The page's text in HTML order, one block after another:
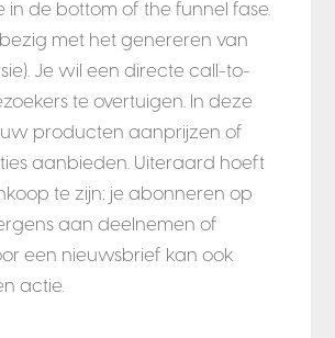
in de bottom of the funnel fase.
met het genereren van
Je wil een directe call-to-
te overtuigen. In deze
producten aanprijzen of
aanbieden. Uiteraard hoeft
te zijn: je abonneren op
aan deelnemen of
een nieuwsbrief kan ook
actie.